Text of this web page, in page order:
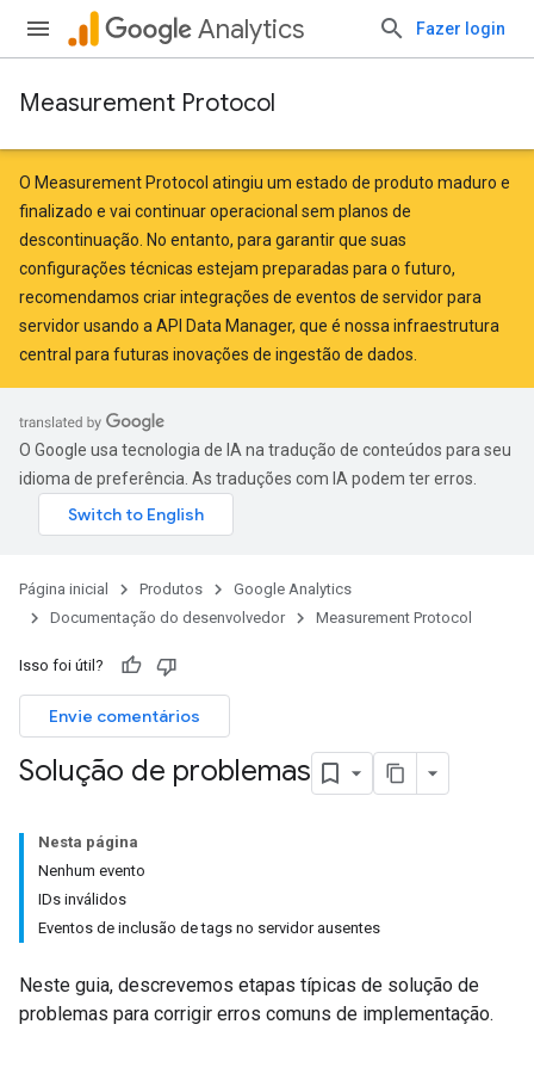
Analytics Fazer login
Measurement Protocol
O Measurement Protocol atingiu um estado de produto maduro e
finalizado e vai continuar operacional sem planos de
descontinuação. No entanto, para garantir que suas
configurações técnicas estejam preparadas para o futuro,
recomendamos criar integrações de eventos de servidor para
servidorusando a API Data Manager, que é nossa infraestrutura
central para futuras inovações de ingestão de dados.
O Google usa tecnologia de IA na tradução de conteúdos para seu
idioma de preferência. As traduções com IA podem ter erros.
Página inicial Produtos
Google Analytics
Documentação do desenvolvedor
Measurement Protocol
Isso foi útil?
Envie comentários
Solução de problemas
Nesta página
Nenhum evento
IDs inválidos
Eventos de inclusão de tags no servidor ausentes
Neste guia, descrevemos etapas típicas de solução de
problemas para corrigir erros comuns de implementação.